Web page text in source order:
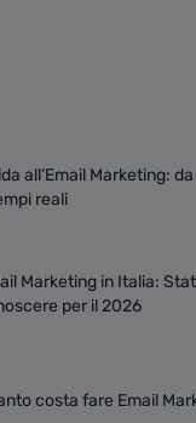
all’Email Marketing:
reali
Marketing in Italia:
per il 2026
costa fare Email